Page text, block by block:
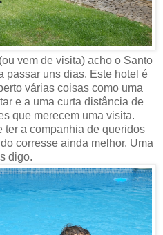
vem de visita) acho o Santo
passar uns dias. Este hotel é
várias coisas como uma
e a uma curta distância de
que merecem uma visita.
ter a companhia de queridos
corresse ainda melhor. Uma
digo.